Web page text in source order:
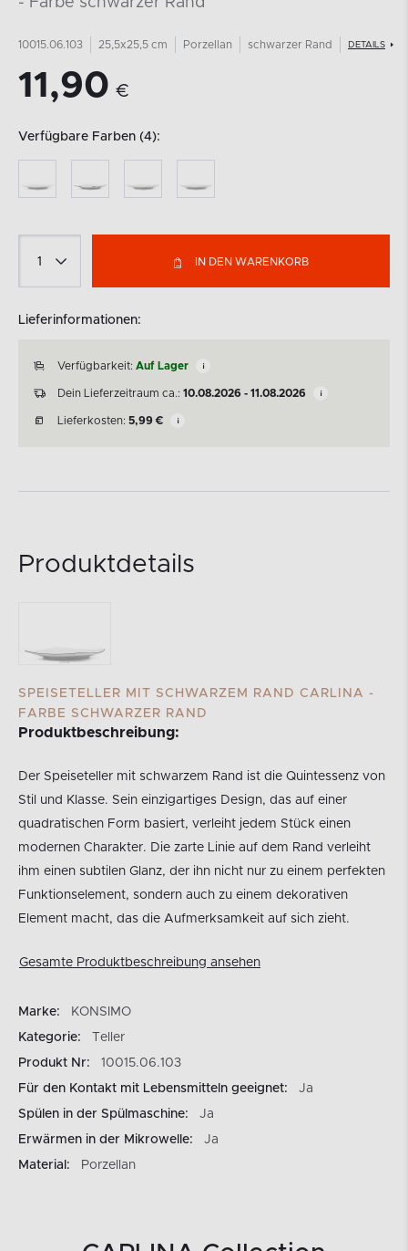
10015.06.103 25,5x25,5 cm Porzellan schwarzer Rand DETAILS
11,90 €
Verfügbare Farben (4):
IN DEN WARENKORB
Lieferinformationen:
Verfügbarkeit: Auf Lager
Dein Lieferzeitraum ca.: 10.08.2026 - 11.08.2026
Lieferkosten: 5,99 €
Produktdetails
SPEISETELLER MIT SCHWARZEM RAND CARLINA -
FARBE SCHWARZER RAND
Produktbeschreibung:
Der Speiseteller mit schwarzem Rand ist die Quintessenz von
Stil und Klasse. Sein einzigartiges Design, das auf einer
quadratischen Form basiert, verleiht jedem Stück einen
modernen Charakter. Die zarte Linie auf dem Rand verleiht
ihm einen subtilen Glanz, der ihn nicht nur zu einem perfekten
Funktionselement, sondern auch zu einem dekorativen
Element macht, das die Aufmerksamkeit auf sich zieht.
Gesamte Produktbeschreibung ansehen
Marke:
KONSIMO
Kategorie:
Teller
Produkt Nr:
10015.06.103
Für den Kontakt mit Lebensmitteln geeignet:
Ja
Spülen in der Spülmaschine:
Ja
Erwärmen in der Mikrowelle:
Ja
Material:
Porzellan